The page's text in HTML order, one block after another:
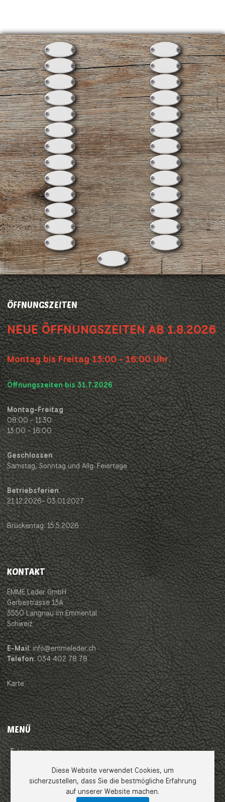
ÖFFNUNGSZEITEN
NEUE ÖFFNUNGSZEITEN AB 1.8.2026
Montag bis Freitag 13:00 - 16:00 Uhr
Öffnungszeiten bis 31.7.2026
Montag-Freitag
08:00 - 11:30
13:00 - 16:00
Geschlossen
Samstag, Sonntag und Allg. Feiertage
Betriebsferien
21.12.2026- 03.01.2027
Brückentag: 15.5.2026
KONTAKT
EMME Leder GmbH
Gerbestrasse 13A
3550 Langnau im Emmental
Schweiz
E-Mail: info@emmeleder.ch
Telefon: 034 402 78 78
Karte
MENÜ
Impressum
Datenschutzerklärung
Diese Website verwendet Cookies, um
sicherzustellen, dass Sie die bestmögliche Erfahrung
auf unserer Website machen.